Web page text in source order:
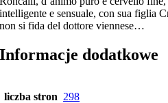
intelligente e sensuale, con sua figlia
non si fida del dottore viennese…
Informacje dodatkowe
liczba stron 298